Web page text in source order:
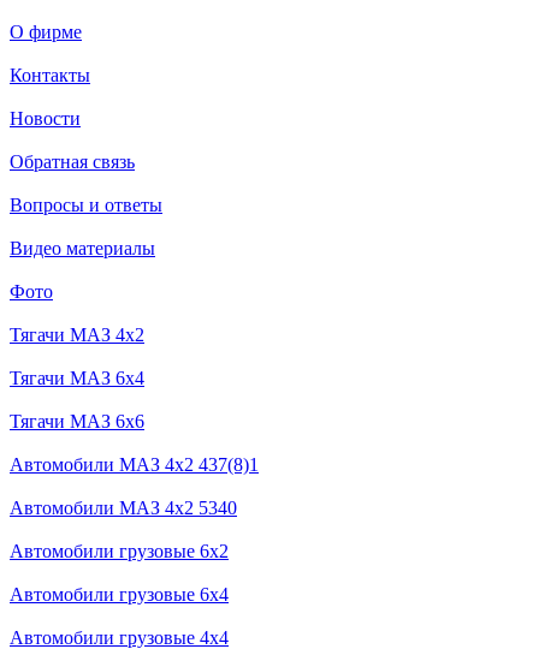
О фирме
Контакты
Новости
Обратная связь
Вопросы и ответы
Видео материалы
Фото
Тягачи MAЗ 4x2
Тягачи MAЗ 6x4
Тягачи MAЗ 6x6
Автомобили МАЗ 4x2 437(8)1
Автомобили МАЗ 4x2 5340
Автомобили грузовые 6x2
Автомобили грузовые 6х4
Автомобили грузовые 4х4